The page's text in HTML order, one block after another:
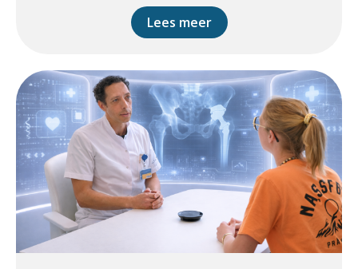
Lees meer